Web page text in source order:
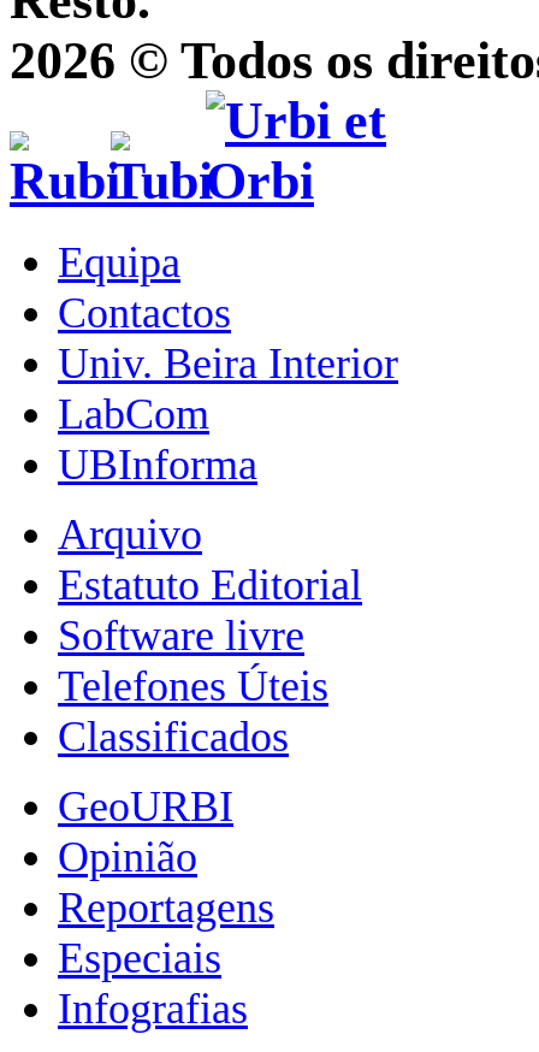
2026 © Todos os
Equipa
Contactos
Univ. Beira Interior
LabCom
UBInforma
Arquivo
Estatuto Editorial
Software livre
Telefones Úteis
Classificados
GeoURBI
Opinião
Reportagens
Especiais
Infografias